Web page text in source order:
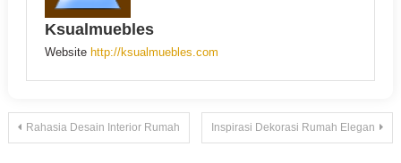
Ksualmuebles
Website http://ksualmuebles.com
Navigasi
Rahasia Desain Interior Rumah Inspirasi Dekorasi Rumah Elegan